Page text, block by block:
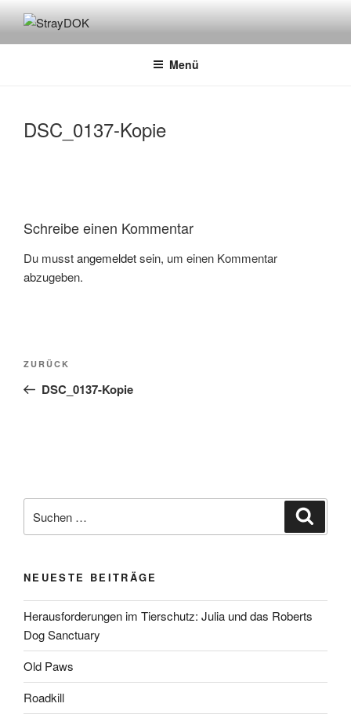
Inhalt
springenSTRAYDOK
Menü
DSC_0137-Kopie
Schreibe einen Kommentar
Du musstangemeldetsein, um einen Kommentar
abzugeben.
Beitragsnavigation
Vorheriger
Beitrag
ZURÜCK
DSC_0137-Kopie
nach:
NEUESTE BEITRÄGE
Herausforderungen im Tierschutz: Julia und das Roberts
Dog Sanctuary
Old Paws
Roadkill